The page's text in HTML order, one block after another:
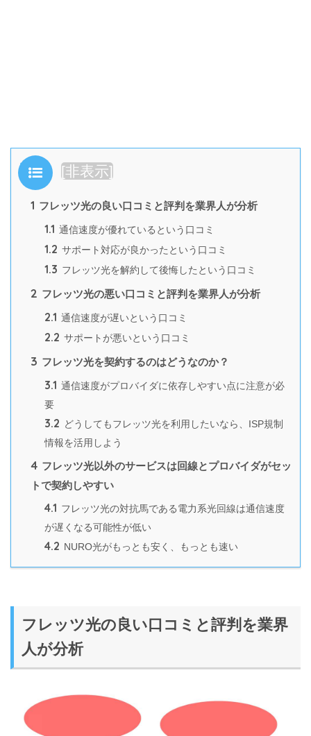
目次 [非表示]
1 フレッツ光の良い口コミと評判を業界人が分析
1.1 通信速度が優れているという口コミ
1.2 サポート対応が良かったという口コミ
1.3 フレッツ光を解約して後悔したという口コミ
2 フレッツ光の悪い口コミと評判を業界人が分析
2.1 通信速度が遅いという口コミ
2.2 サポートが悪いという口コミ
3 フレッツ光を契約するのはどうなのか？
3.1 通信速度がプロバイダに依存しやすい点に注意が必
要
3.2 どうしてもフレッツ光を利用したいなら、ISP規制
情報を活用しよう
4 フレッツ光以外のサービスは回線とプロバイダがセッ
トで契約しやすい
4.1 フレッツ光の対抗馬である電力系光回線は通信速度
が遅くなる可能性が低い
4.2 NURO光がもっとも安く、もっとも速い
フレッツ光の良い口コミと評判を業界
人が分析